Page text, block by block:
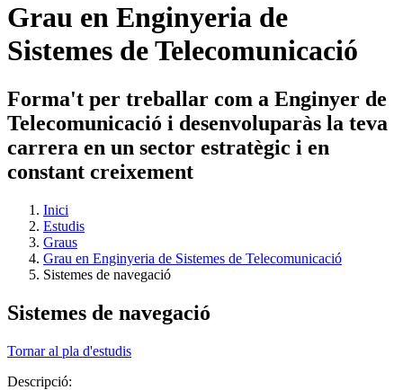
Grau en Enginyeria de
Sistemes de Telecomunicació
Forma't per treballar com a Enginyer de
Telecomunicació i desenvoluparàs la teva
carrera en un sector estratègic i en
constant creixement
Inici
Estudis
Graus
Grau en Enginyeria de Sistemes de Telecomunicació
Sistemes de navegació
Sistemes de navegació
Tornar al pla d'estudis
Descripció: